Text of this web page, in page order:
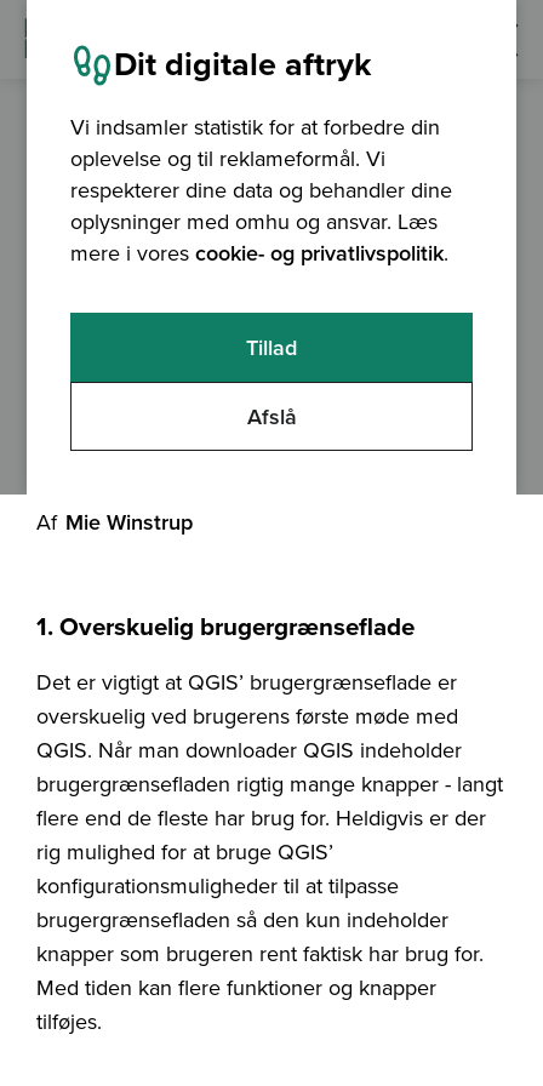
Dit digitale aftryk
Vi indsamler statistik for at forbedre din
oplevelse og til reklameformål. Vi
respekterer dine data og behandler dine
oplysninger med omhu og ansvar. Læs
mere i vorescookie- og privatlivspolitik.
Afslå
Tillad
blog 06.06.2017
7 powertips til at få
dine brugere godt i
gang med QGIS
Af Mie Winstrup
1. Overskuelig brugergrænseflade
Det er vigtigt at QGIS’ brugergrænseflade er
overskuelig ved brugerens første møde med
QGIS. Når man downloader QGIS indeholder
brugergrænsefladen rigtig mange knapper - langt
flere end de fleste har brug for. Heldigvis er der
rig mulighed for at bruge QGIS’
konfigurationsmuligheder til at tilpasse
brugergrænsefladen så den kun indeholder
knapper som brugeren rent faktisk har brug for.
Med tiden kan flere funktioner og knapper
tilføjes.